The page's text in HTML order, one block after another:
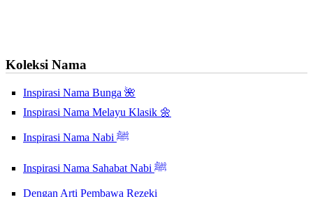
Koleksi Nama
Inspirasi Nama Bunga 🌺
Inspirasi Nama Melayu Klasik 🌼
Inspirasi Nama Nabi ﷺ
Inspirasi Nama Sahabat Nabi ﷺ
Dengan Arti Pembawa Rezeki